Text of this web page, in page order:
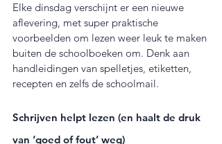
Elke dinsdag verschijnt er een nieuwe
aflevering, met super praktische
voorbeelden om lezen weer leuk te maken
buiten de schoolboeken om. Denk aan
handleidingen van spelletjes, etiketten,
recepten en zelfs de schoolmail.
Schrijven helpt lezen (en haalt de druk
van ‘goed of fout’ weg)